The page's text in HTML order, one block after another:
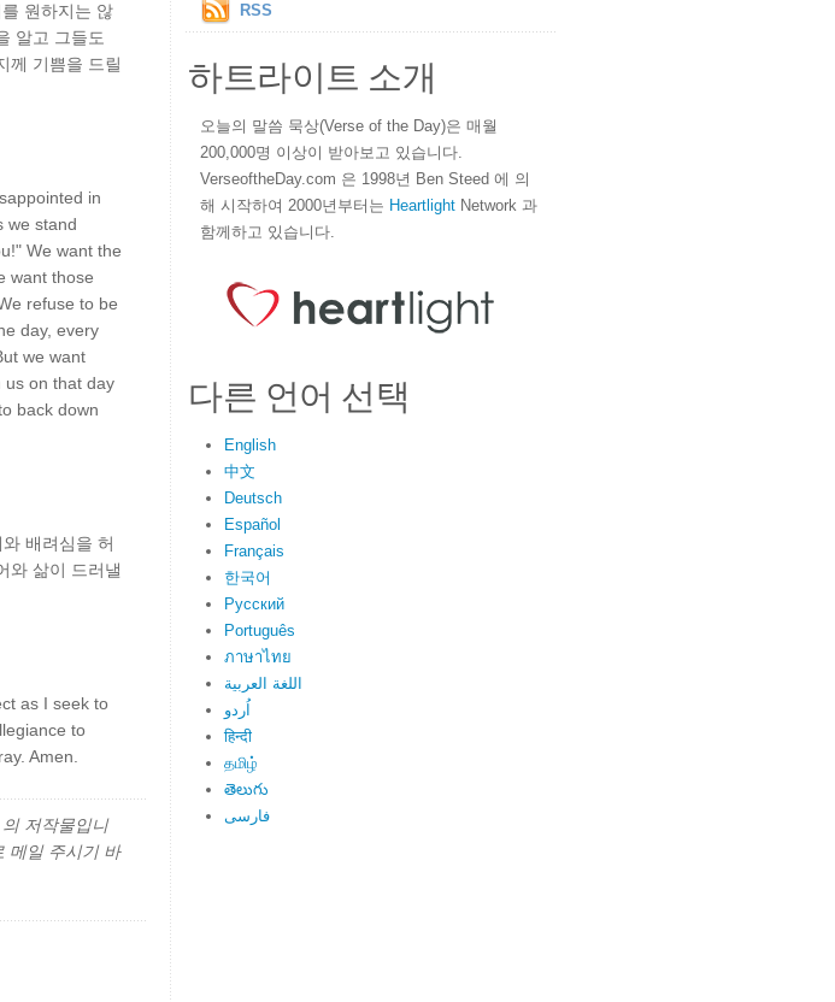
원하지는 않
알고 그들도
께 기쁨을 드릴
in
we stand
We want the
want those
refuse to be
day, every
we want
us on that day
back down
배려심을 허
와 삶이 드러낼
as I seek to
to
Amen.
저작물입니
메일 주시기 바
RSS
하트라이트 소개
오늘의 말씀 묵상(Verse of the Day)은 매월
200,000명 이상이 받아보고 있습니다.
VerseoftheDay.com 은 1998년 Ben Steed 에 의
해 시작하여 2000년부터는 Heartlight Network 과
함께하고 있습니다.
다른 언어 선택
English
中文
Deutsch
Español
Français
한국어
Русский
Português
ภาษาไทย
اللغة العربية
اُردو
हिन्दी
தமிழ்
తెలుగు
فارسی